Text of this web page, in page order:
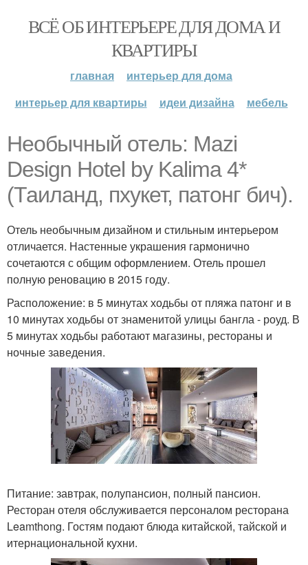
ВСЁ ОБ ИНТЕРЬЕРЕ ДЛЯ ДОМА И
КВАРТИРЫ
главная
интерьер для дома
интерьер для квартиры
идеи дизайна мебель
Необычный отель: Mazi
Design Hotel by Kalima 4*
(Таиланд, пхукет, патонг бич).
Отель необычным дизайном и стильным интерьером
отличается. Настенные украшения гармонично
сочетаются с общим оформлением. Отель прошел
полную реновацию в 2015 году.
Расположение: в 5 минутах ходьбы от пляжа патонг и в
10 минутах ходьбы от знаменитой улицы бангла - роуд. В
5 минутах ходьбы работают магазины, рестораны и
ночные заведения.
Питание: завтрак, полупансион, полный пансион.
Ресторан отеля обслуживается персоналом ресторана
Leamthong. Гостям подают блюда китайской, тайской и
итернациональной кухни.